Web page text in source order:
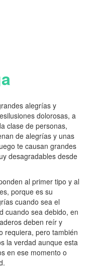
alegrías y
dolorosas, a
clase de personas,
de alegrías y unas
te causan grandes
desagradables desde
al primer tipo y al
porque es su
cuando sea el
cuando sea debido, en
deben reír y
requiera, pero también
la verdad aunque esta
en ese momento o